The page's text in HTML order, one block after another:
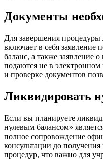
Документы
Для завершения
включает в себя
баланс, а также заявление
подаются не в
и проверке документов
Ликвидировать
Если вы планируете
нулевым балансом»
полное сопровождение
консультации до
процедур, что важно для